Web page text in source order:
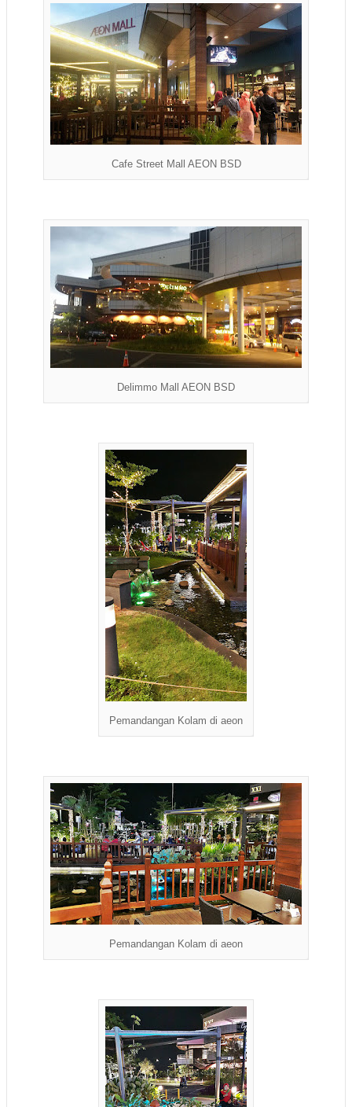
Cafe Street Mall AEON BSD
Delimmo Mall AEON BSD
Pemandangan Kolam di aeon
Pemandangan Kolam di aeon